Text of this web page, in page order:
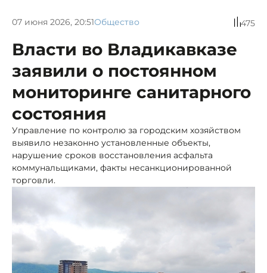
07 июня 2026, 20:51Общество 475
Власти во Владикавказе
заявили о постоянном
мониторинге санитарного
состояния
Управление по контролю за городским хозяйством
выявило незаконно установленные объекты,
нарушение сроков восстановления асфальта
коммунальщиками, факты несанкционированной
торговли.